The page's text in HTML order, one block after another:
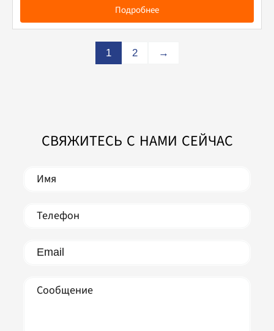
Подробнее
1 2 →
СВЯЖИТЕСЬ С НАМИ СЕЙЧАС